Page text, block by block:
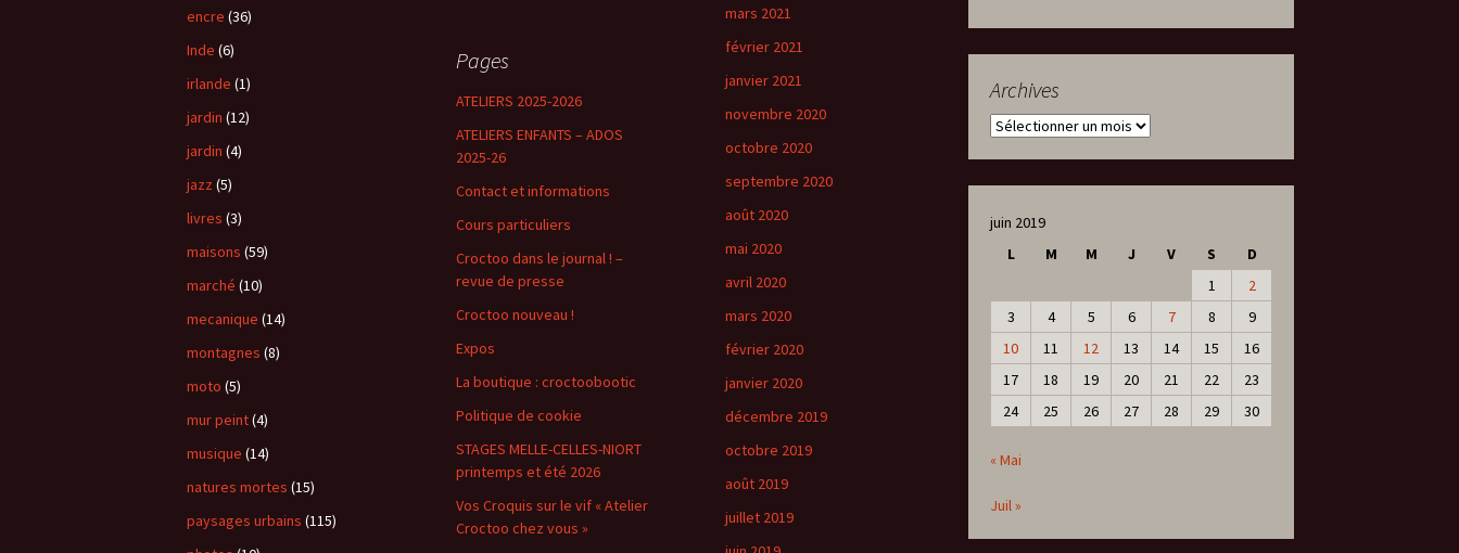
Archives
Archives
juin 2019
L
M M J V S
D
1
2
3
4 5 6 7 8
9
10
11 12 13 14 15
16
17
18 19 20 21 22
23
24
25 26 27 28 29 30
« Mai
Juil »
mars 2021
février 2021
janvier 2021
novembre 2020
octobre 2020
septembre 2020
août 2020
mai 2020
avril 2020
mars 2020
février 2020
janvier 2020
décembre 2019
octobre 2019
août 2019
juillet 2019
encre (36)
Inde (6)
irlande (1)
jardin (12)
jardin (4)
jazz (5)
livres (3)
maisons (59)
marché (10)
mecanique (14)
montagnes (8)
moto (5)
mur peint(4)
musique (14)
natures mortes (15)
paysages urbains (115)
Pages
ATELIERS 2025-2026
ATELIERS ENFANTS – ADOS
2025-26
Contact et informations
Cours particuliers
Croctoo dans le journal ! –
revue de presse
Croctoo nouveau !
Expos
La boutique : croctoobootic
Politique de cookie
STAGES MELLE-CELLES-NIORT
printemps et été 2026
Vos Croquis sur le vif « Atelier
Croctoo chez vous »